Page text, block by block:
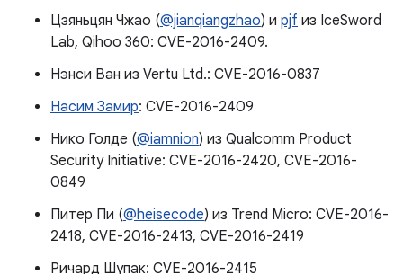
Цзяньцян Чжао (@jianqiangzhao) и pjf из IceSword
Lab, Qihoo 360: CVE-2016-2409.
Нэнси Ван из Vertu Ltd.: CVE-2016-0837
Насим Замир: CVE-2016-2409
Нико Голде (@iamnion) из Qualcomm Product
Security Initiative: CVE-2016-2420, CVE-2016-
0849
Питер Пи (@heisecode) из Trend Micro: CVE-2016-
2418, CVE-2016-2413, CVE-2016-2419
Ричард Шупак: CVE-2016-2415